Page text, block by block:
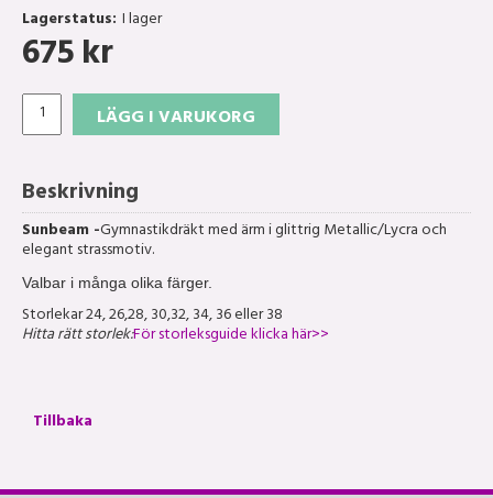
Lagerstatus: I lager
675kr
LÄGG I VARUKORG
Beskrivning
Sunbeam -Gymnastikdräkt med ärm i glittrig Metallic/Lycra och
elegant strassmotiv.
Valbar i många olika färger.
Storlekar 24, 26,28, 30,32, 34, 36 eller 38
Hitta rätt storlek:För storleksguide klicka här>>
Tillbaka